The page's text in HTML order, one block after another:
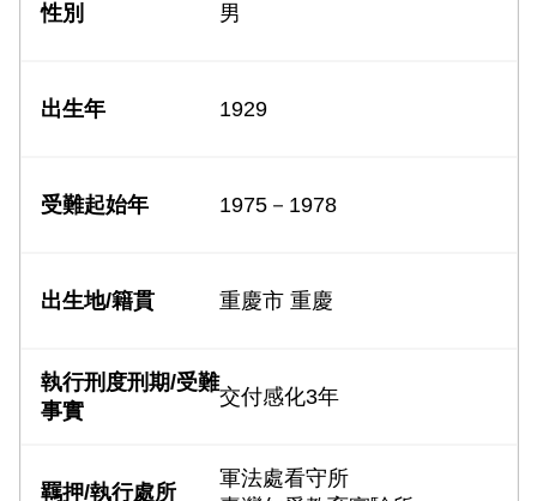
男
1929
1975－1978
重慶市 重慶
交付感化3年
軍法處看守所